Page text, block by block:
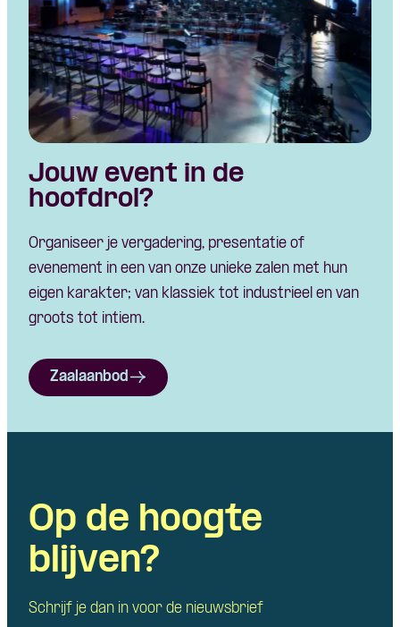
Jouw event in de
hoofdrol?
Organiseer je vergadering, presentatie of
evenement in een van onze unieke zalen met hun
eigen karakter; van klassiek tot industrieel en van
groots tot intiem.
Zaalaanbod
Op de hoogte
blijven?
Schrijf je dan in voor de nieuwsbrief